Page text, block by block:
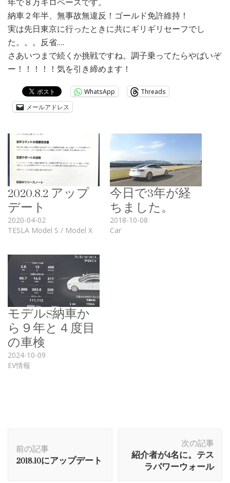
納車２年半、無事故無違反！ゴールド免許維持！
実は先日東京に行ったときに共にギリギリセーフでし
た。。。反省….
さあいつまで続くか挑戦ですね。調子乗ってたらやばいぞ
ー！！！！！気を引き締めます！
WhatsApp
Threads
メールアドレス
2020.8.2 アップ
デート​
2020-04-02
TESLA Model S / Model X
今日で3年が経
ちました。
2018-10-08
Car
モデルS納車か
ら９年と４度目
の車検
2024-10-09
EV情報
稿
ナ
前の記事
2018.10にアップデート
次の記事
紹介者が4名に。テス
ラパワーウォール